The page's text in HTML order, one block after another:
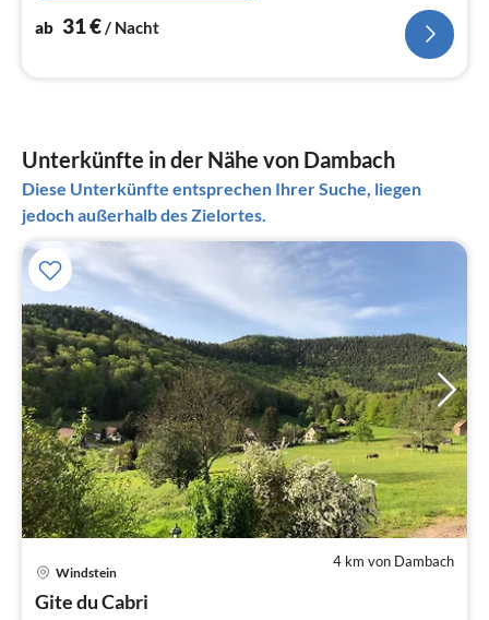
ab 31€/ Nacht
Unterkünfte in der Nähe von Dambach
Diese Unterkünfte entsprechen Ihrer Suche, liegen
jedoch außerhalb des Zielortes.
4 km von Dambach
Windstein
Gite du Cabri